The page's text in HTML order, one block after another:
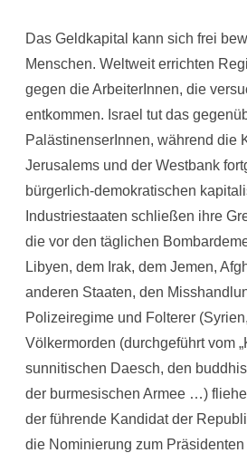
Das Geldkapital kann sich frei
Menschen. Weltweit errichten
gegen die ArbeiterInnen, die
entkommen. Israel tut das
PalästinenserInnen, während die
Jerusalems und der Westbank
bürgerlich-demokratischen
Industriestaaten schließen ihre
die vor den täglichen
Libyen, dem Irak, dem Jemen,
anderen Staaten, den
Polizeiregime und Folterer
Völkermorden (durchgeführt vom
sunnitischen Daesch, den
der burmesischen Armee …)
der führende Kandidat der
die Nominierung zum Präsidenten